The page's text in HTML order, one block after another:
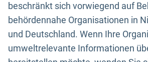
beschränkt sich vorwiegend auf
behördennahe Organisationen in
und Deutschland. Wenn Ihre
umweltrelevante Informationen